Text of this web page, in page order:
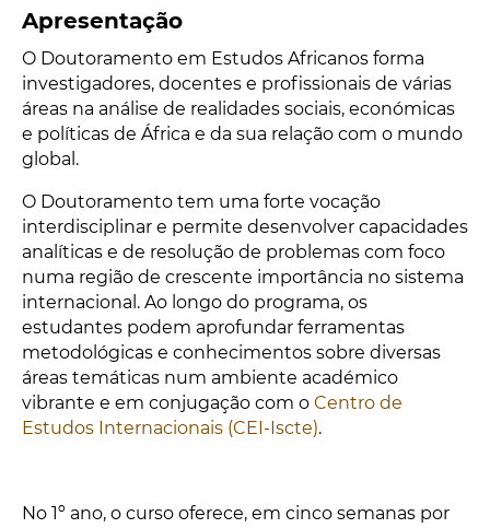
Apresentação
O Doutoramento em Estudos Africanos forma
investigadores, docentes e profissionais de várias
áreas na análise de realidades sociais, económicas
e políticas de África e da sua relação com o mundo
global.
O Doutoramento tem uma forte vocação
interdisciplinar e permite desenvolver capacidades
analíticas e de resolução de problemas com foco
numa região de crescente importância no sistema
internacional. Ao longo do programa, os
estudantes podem aprofundar ferramentas
metodológicas e conhecimentos sobre diversas
áreas temáticas num ambiente académico
vibrante e em conjugação com o Centro de
Estudos Internacionais (CEI-Iscte).
No 1º ano, o curso oferece, em cinco semanas por